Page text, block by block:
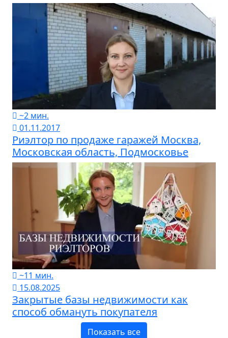
~2 мин.
01.11.2017
Риэлтор по продаже гаражей Москва,
Московская область, Подмосковье
~11 мин.
15.08.2025
Закрытые базы недвижимости как
способ обмануть покупателя
Показать все